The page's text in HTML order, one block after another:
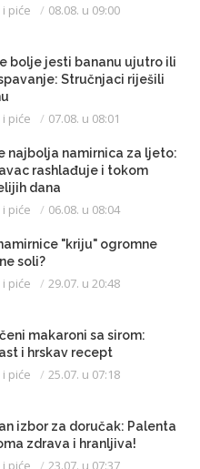
piće 08.08. u 09:00
bolje jesti bananu ujutro ili
Stručnjaci riješili
piće 07.08. u 08:01
najbolja namirnica za ljeto:
rashlađuje i tokom
dana
piće 06.08. u 08:04
"kriju" ogromne
soli?
piće 29.07. u 20:48
makaroni sa sirom:
i hrskav recept
piće 25.07. u 07:18
izbor za doručak: Palenta
zdrava i hranljiva!
piće 23.07. u 07:37